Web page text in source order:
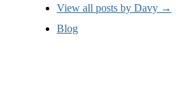
View all posts by Davy →
Blog